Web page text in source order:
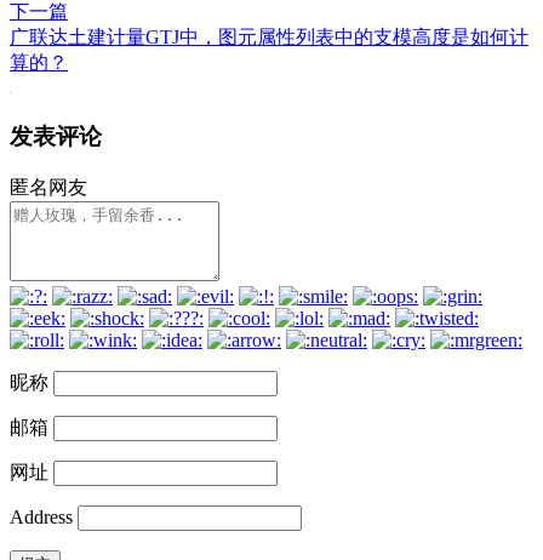
下一篇
广联达土建计量GTJ中，图元属性列表中的支模高度是如何计
算的？
发表评论
匿名网友
昵称
邮箱
网址
Address